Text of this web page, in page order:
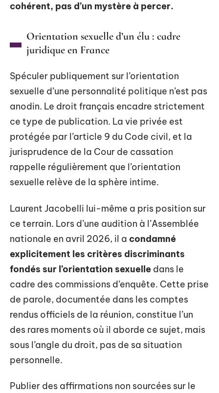
cohérent, pas d’un mystère à percer.
Orientation sexuelle d’un élu : cadre
juridique en France
Spéculer publiquement sur l’orientation
sexuelle d’une personnalité politique n’est pas
anodin. Le droit français encadre strictement
ce type de publication. La vie privée est
protégée par l’article 9 du Code civil, et la
jurisprudence de la Cour de cassation
rappelle régulièrement que l’orientation
sexuelle relève de la sphère intime.
Laurent Jacobelli lui-même a pris position sur
ce terrain. Lors d’une audition à l’Assemblée
nationale en avril 2026, il a condamné
explicitement les critères discriminants
fondés sur l’orientation sexuelle dans le
cadre des commissions d’enquête. Cette prise
de parole, documentée dans les comptes
rendus officiels de la réunion, constitue l’un
des rares moments où il aborde ce sujet, mais
sous l’angle du droit, pas de sa situation
personnelle.
Publier des affirmations non sourcées sur le